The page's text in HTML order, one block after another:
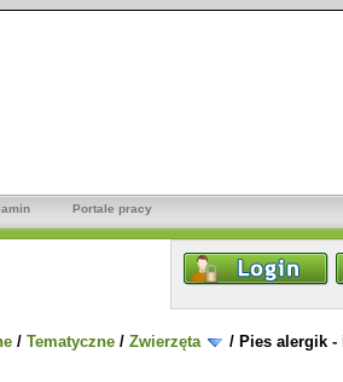
Portale pracy
/ Tematyczne / Zwierzęta / Pies alergik